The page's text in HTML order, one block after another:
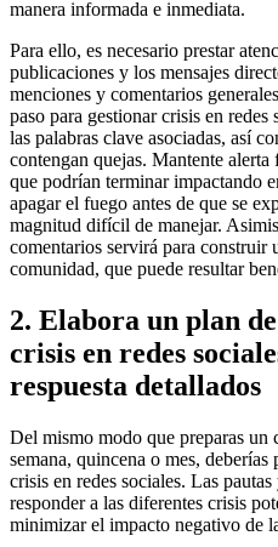
manera informada e inmediata.
Para ello, es necesario prestar
publicaciones y los mensajes
menciones y comentarios
paso para gestionar crisis en redes
las palabras clave asociadas, así
contengan quejas. Mantente
que podrían terminar impactando
apagar el fuego antes de que se
magnitud difícil de manejar.
comentarios servirá para construir
comunidad, que puede resultar
2. Elabora un plan
crisis en redes
respuesta detallados
Del mismo modo que preparas un
semana, quincena o mes,
crisis en redes sociales. Las
responder a las diferentes crisis
minimizar el impacto negativo de